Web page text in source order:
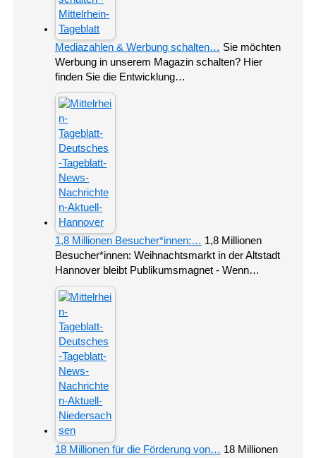
Mediazahlen & Werbung schalten… Sie möchten
Werbung in unserem Magazin schalten? Hier
finden Sie die Entwicklung…
1,8 Millionen Besucher*innen:… 1,8 Millionen
Besucher*innen: Weihnachtsmarkt in der Altstadt
Hannover bleibt Publikumsmagnet - Wenn…
18 Millionen für die Förderung von… 18 Millionen